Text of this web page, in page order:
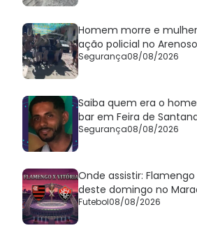
Homem morre e
ação policial no
Segurança08/08/2026
Saiba quem era o
bar em Feira de
Segurança08/08/2026
Onde assistir:
deste domingo no
Futebol08/08/2026